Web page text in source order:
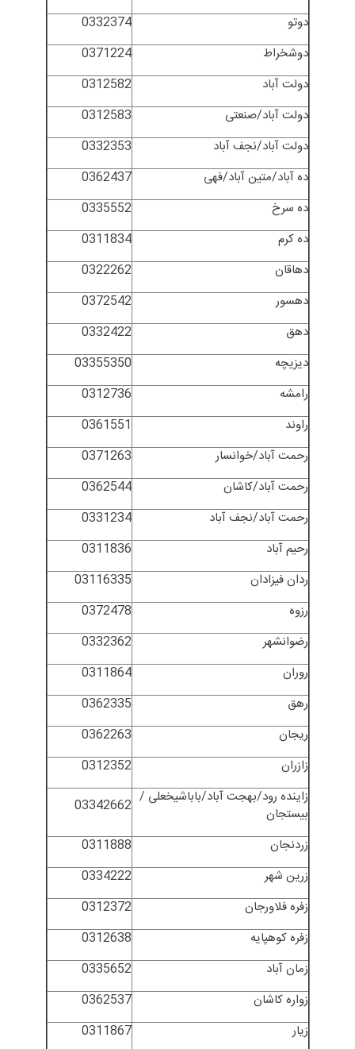
0332374
دوتو
0371224
دوشخراط
0312582
دولت آباد
0312583
دولت آباد/صنعتی
0332353
دولت آباد/نجف آباد
0362437
ده آباد/متین آباد/فهی
0335552
ده سرخ
0311834
ده کرم
0322262
دهاقان
0372542
دهسور
0332422
دهق
03355350
دیزیچه
0312736
رامشه
0361551
راوند
0371263
رحمت آباد/خوانسار
0362544
رحمت آباد/کاشان
0331234
رحمت آباد/نجف آباد
0311836
رحیم آباد
03116335
ردان فیزادان
0372478
رزوه
0332362
رضوانشهر
0311864
روران
0362335
رهق
0362263
ریجان
0312352
زازران
03342662 زاینده رود/بهجت آباد/باباشیخعلی /
بیستجان
0311888
زردنجان
0334222
زرین شهر
0312372
زفره فلاورجان
0312638
زفره کوهپایه
0335652
زمان آباد
0362537
زواره کاشان
0311867
زیار